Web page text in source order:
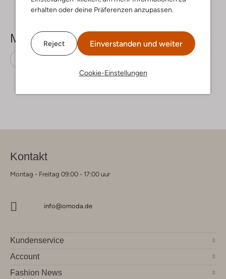
erhalten oder deine Präferenzen anzupassen.
Reject Einverstanden und weiter
Cookie-Einstellungen
Mehr sehen
Kontakt
Montag - Freitag 09:00 - 17:00 uur
info@omoda.de
Kundenservice
Account
Fashion News